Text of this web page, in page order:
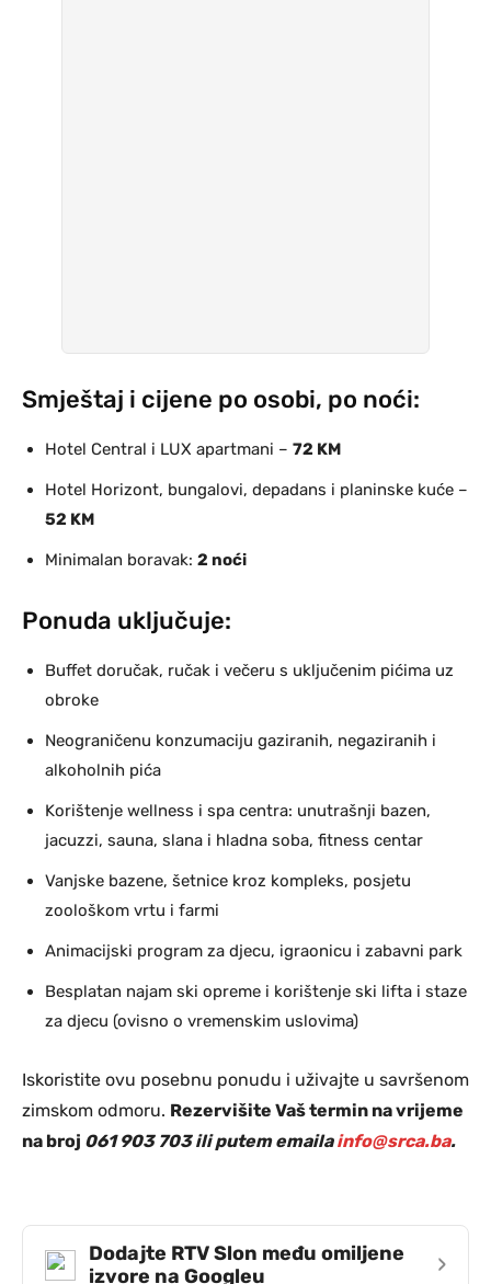
Smještaj i cijene po osobi, po noći:
Hotel Central i LUX apartmani – 72 KM
Hotel Horizont, bungalovi, depadans i planinske kuće –
52 KM
Minimalan boravak: 2 noći
Ponuda uključuje:
Buffet doručak, ručak i večeru s uključenim pićima uz
obroke
Neograničenu konzumaciju gaziranih, negaziranih i
alkoholnih pića
Korištenje wellness i spa centra: unutrašnji bazen,
jacuzzi, sauna, slana i hladna soba, fitness centar
Vanjske bazene, šetnice kroz kompleks, posjetu
zoološkom vrtu i farmi
Animacijski program za djecu, igraonicu i zabavni park
Besplatan najam ski opreme i korištenje ski lifta i staze
za djecu (ovisno o vremenskim uslovima)
Iskoristite ovu posebnu ponudu i uživajte u savršenom
zimskom odmoru. Rezervišite Vaš termin na vrijeme
na broj 061 903 703 ili putem emailainfo@srca.ba.
Dodajte RTV Slon među omiljene
izvore na Googleu
›